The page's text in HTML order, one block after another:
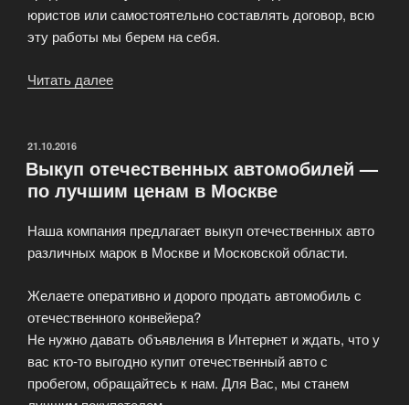
юристов или самостоятельно составлять договор, всю
эту работы мы берем на себя.
Читать далее
Toyota»
ОПУБЛИКОВАНО
21.10.2016
Выкуп отечественных автомобилей —
по лучшим ценам в Москве
Наша компания предлагает выкуп отечественных авто
различных марок в Москве и Московской области.
Желаете оперативно и дорого продать автомобиль с
отечественного конвейера?
Не нужно давать объявления в Интернет и ждать, что у
вас кто-то выгодно купит отечественный авто с
пробегом, обращайтесь к нам. Для Вас, мы станем